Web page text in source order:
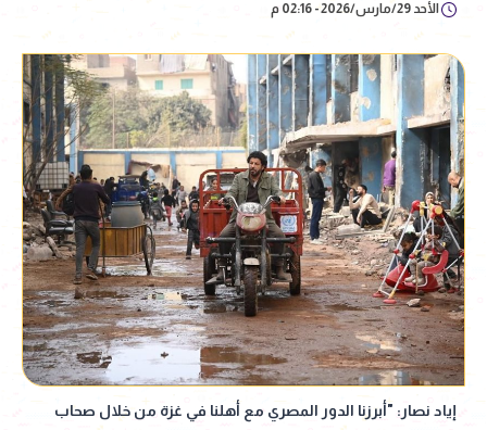
الأحد 29/مارس/2026 - 02:16 م
إياد نصار: "أبرزنا الدور المصري مع أهلنا في غزة من خلال صحاب